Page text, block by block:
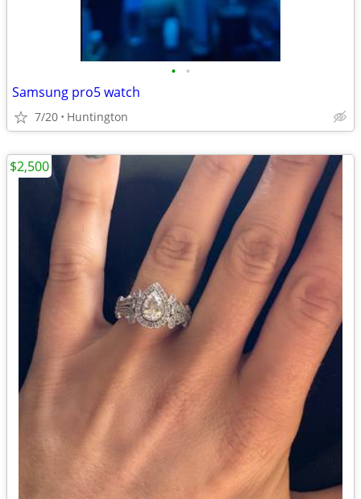
• •
Samsung pro5 watch
7/20 Huntington
$2,500